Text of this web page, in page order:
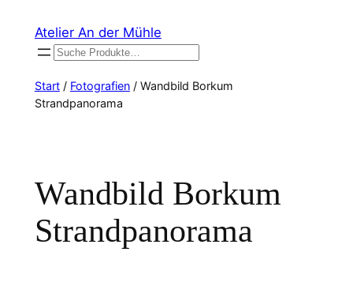
Inhalt
springen
Atelier An der Mühle
Suchen
Start/ Fotografien/ Wandbild Borkum
Strandpanorama
Wandbild Borkum
Strandpanorama